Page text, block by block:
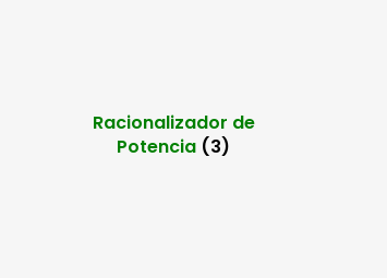
Racionalizador de
Potencia (3)